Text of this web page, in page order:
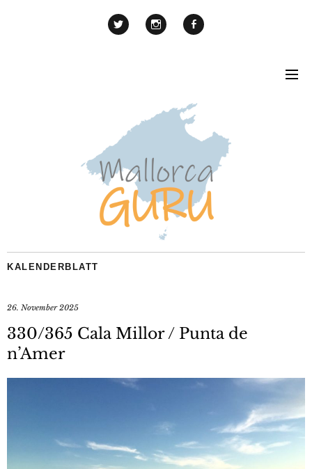
KALENDERBLATT
26. November 2025
330/365 Cala Millor / Punta de
n’Amer